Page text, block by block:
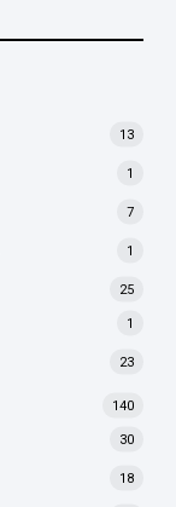
13
1
7
1
25
1
23
140
30
18